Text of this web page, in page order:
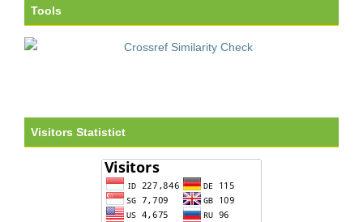
Tools
Visitors Statistict